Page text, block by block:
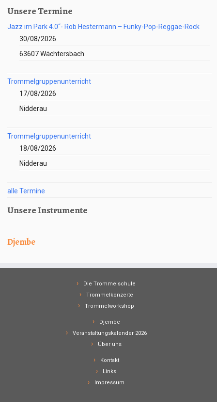
Unsere Termine
Jazz im Park 4.0“- Rob Hestermann – Funky-Pop-Reggae-Rock
30/08/2026
63607 Wächtersbach
Trommelgruppenunterricht
17/08/2026
Nidderau
Trommelgruppenunterricht
18/08/2026
Nidderau
alle Termine
Unsere Instrumente
Djembe
Die Trommelschule
Trommelkonzerte
Trommelworkshop
Djembe
Veranstaltungskalender 2026
Über uns
Kontakt
Links
Impressum